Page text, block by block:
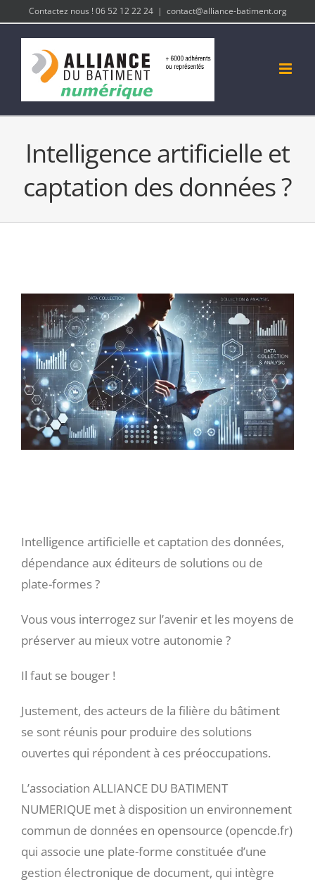
Passer
contenu
Contactez nous ! 06 52 12 22 24 | contact@alliance-batiment.org
Intelligence artificielle et
captation des données ?
Voir
l'image
agrandie
Intelligence artificielle et captation des données,
dépendance aux éditeurs de solutions ou de
plate-formes ?
Vous vous interrogez sur l’avenir et les moyens de
préserver au mieux votre autonomie ?
Il faut se bouger !
Justement, des acteurs de la filière du bâtiment
se sont réunis pour produire des solutions
ouvertes qui répondent à ces préoccupations.
L’association ALLIANCE DU BATIMENT
NUMERIQUE met à disposition un environnement
commun de données en opensource (opencde.fr)
qui associe une plate-forme constituée d’une
gestion électronique de document, qui intègre